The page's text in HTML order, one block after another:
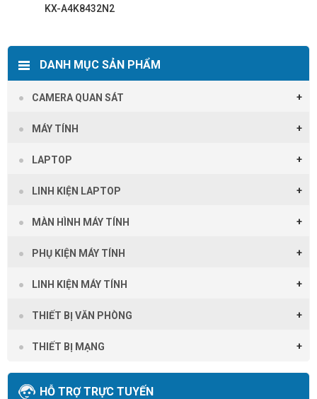
KX-A4K8432N2
DANH MỤC SẢN PHẨM
CAMERA QUAN SÁT
MÁY TÍNH
LAPTOP
LINH KIỆN LAPTOP
MÀN HÌNH MÁY TÍNH
PHỤ KIỆN MÁY TÍNH
LINH KIỆN MÁY TÍNH
THIẾT BỊ VĂN PHÒNG
THIẾT BỊ MẠNG
HỖ TRỢ TRỰC TUYẾN